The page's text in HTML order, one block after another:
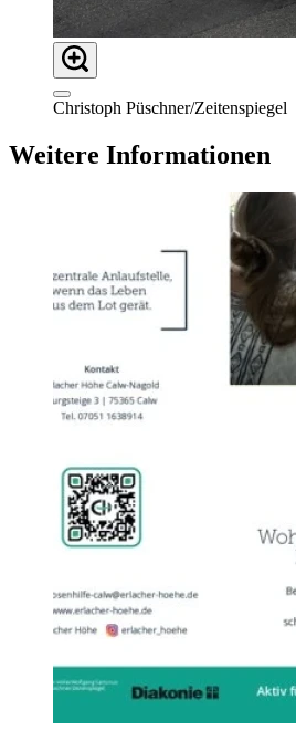
Christoph Püschner/Zeitenspiegel
Weitere Informationen